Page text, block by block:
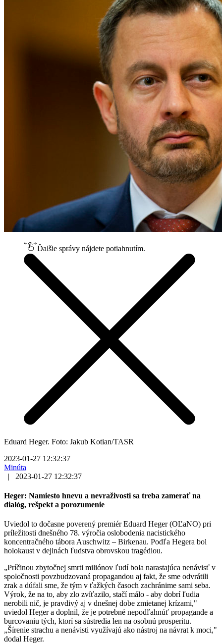
Ďalšie správy nájdete potiahnutím.
Eduard Heger. Foto: Jakub Kotian/TASR
2023-01-27 12:32:37
Minúta
|
2023-01-27 12:32:37
Heger: Namiesto hnevu a nevraživosti sa treba zamerať na
dialóg, rešpekt a porozumenie
Uviedol to dočasne poverený premiér Eduard Heger (OĽaNO) pri
príležitosti dnešného 78. výročia oslobodenia nacistického
koncentračného tábora Auschwitz – Birkenau. Podľa Hegera bol
holokaust v dejinách ľudstva obrovskou tragédiou.
„Príčinou zbytočnej smrti miliónov ľudí bola narastajúca nenávisť v
spoločnosti povzbudzovaná propagandou aj fakt, že sme odvrátili
zrak a dúfali sme, že tým v ťažkých časoch zachránime sami seba.
Výrok, že na to, aby zlo zvíťazilo, stačí málo - aby dobrí ľudia
nerobili nič, je pravdivý aj v dnešnej dobe zmietanej krízami,"
uviedol Heger a doplnil, že je potrebné nepodľahnúť propagande a
burcovaniu tých, ktorí sa sústredia len na osobnú prosperitu.
„Šírenie strachu a nenávisti využívajú ako nástroj na návrat k moci,"
dodal Heger.